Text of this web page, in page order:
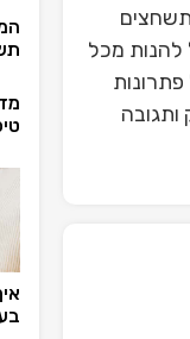
מכל